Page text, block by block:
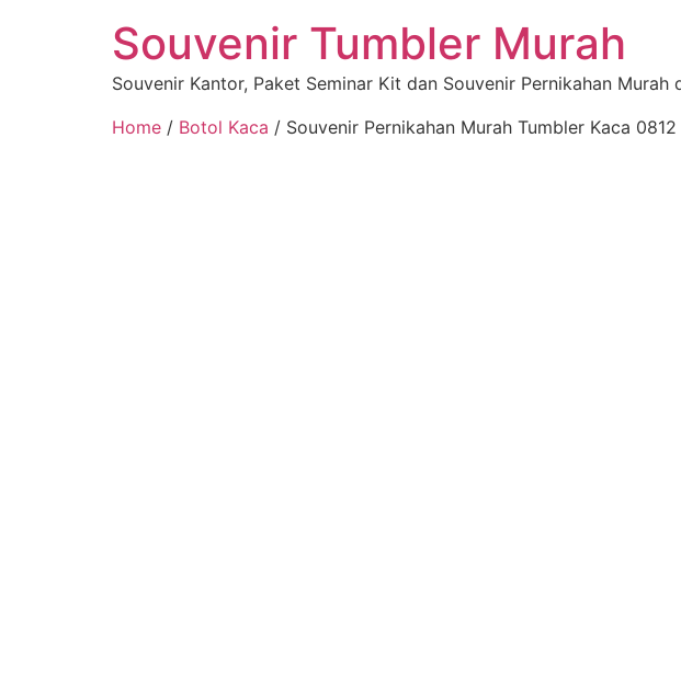
Souvenir Tumbler Murah
Souvenir Kantor, Paket Seminar Kit dan Souvenir Pernikahan Murah
Home / Botol Kaca / Souvenir Pernikahan Murah Tumbler Kaca